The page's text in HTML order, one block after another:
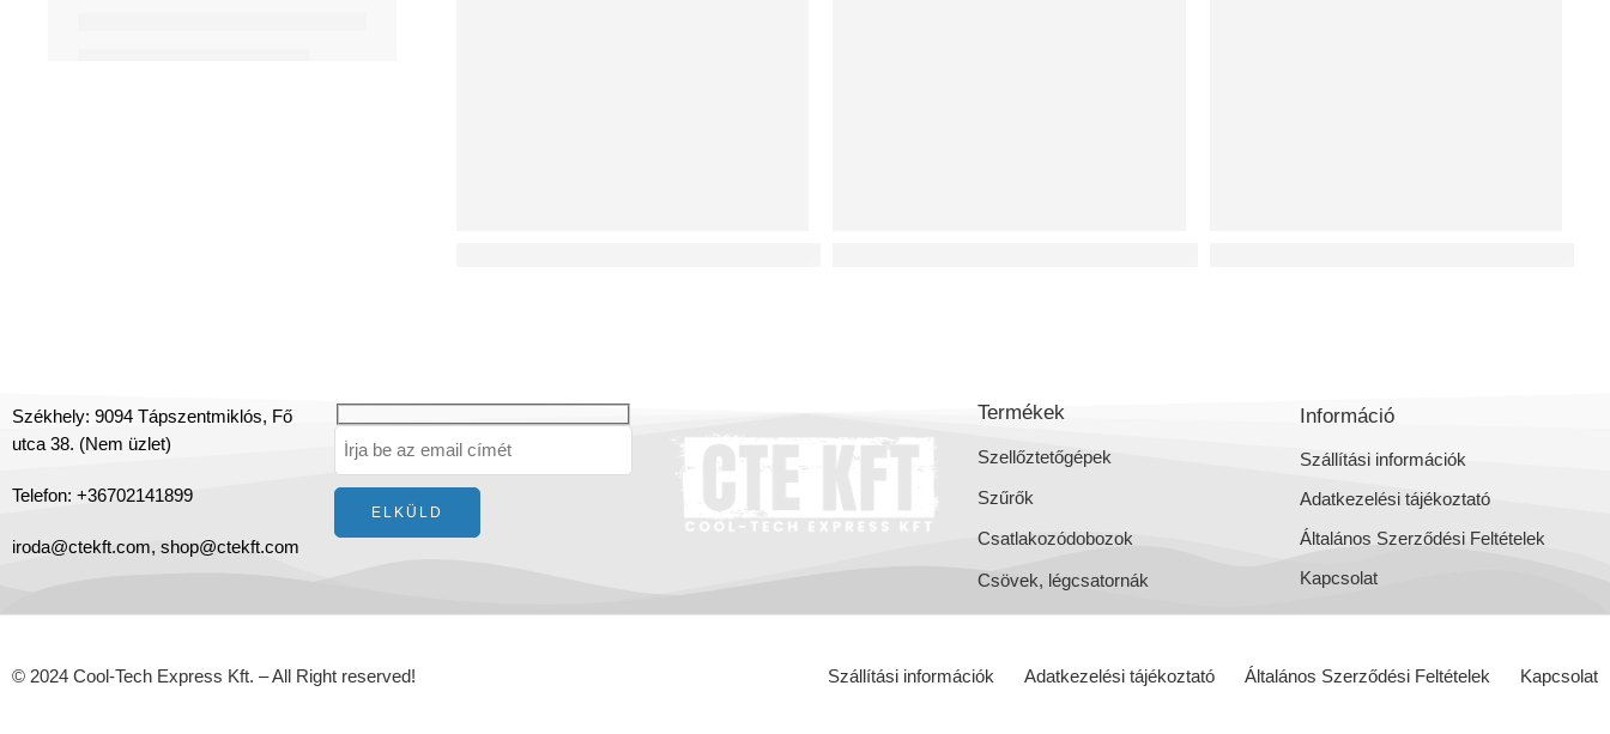
Székhely: 9094 Tápszentmiklós, Fő
utca 38. (Nem üzlet)
Telefon: +36702141899
iroda@ctekft.com, shop@ctekft.com
Termékek
Szellőztetőgépek
Szűrők
Csatlakozódobozok
Csövek, légcsatornák
Információ
Szállítási információk
Adatkezelési tájékoztató
Általános Szerződési Feltételek
Kapcsolat
© 2024 Cool-Tech Express Kft. – All Right reserved! Szállítási információk Adatkezelési tájékoztató Általános Szerződési Feltételek Kapcsolat